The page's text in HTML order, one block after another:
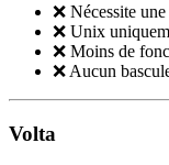
❌ Nécessite
❌ Unix
❌ Moins de
❌ Aucun
Volta